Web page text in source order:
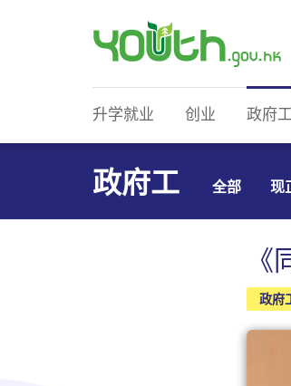
升学就业 创业 政府工
政府工 全部 现
政府